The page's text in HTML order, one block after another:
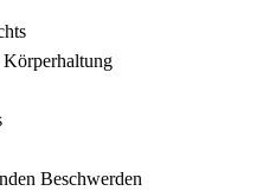
Körperhaltung
Beschwerden